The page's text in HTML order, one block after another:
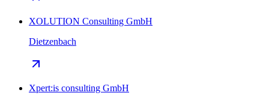
XOLUTION Consulting GmbH
Dietzenbach
Xpert:is consulting GmbH